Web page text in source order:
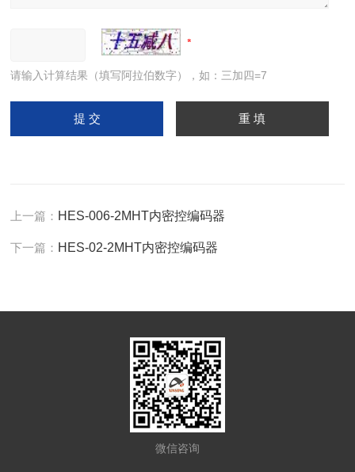
请输入计算结果（填写阿拉伯数字），如：三加四=7
上一篇： HES-006-2MHT内密控编码器
下一篇： HES-02-2MHT内密控编码器
微信咨询